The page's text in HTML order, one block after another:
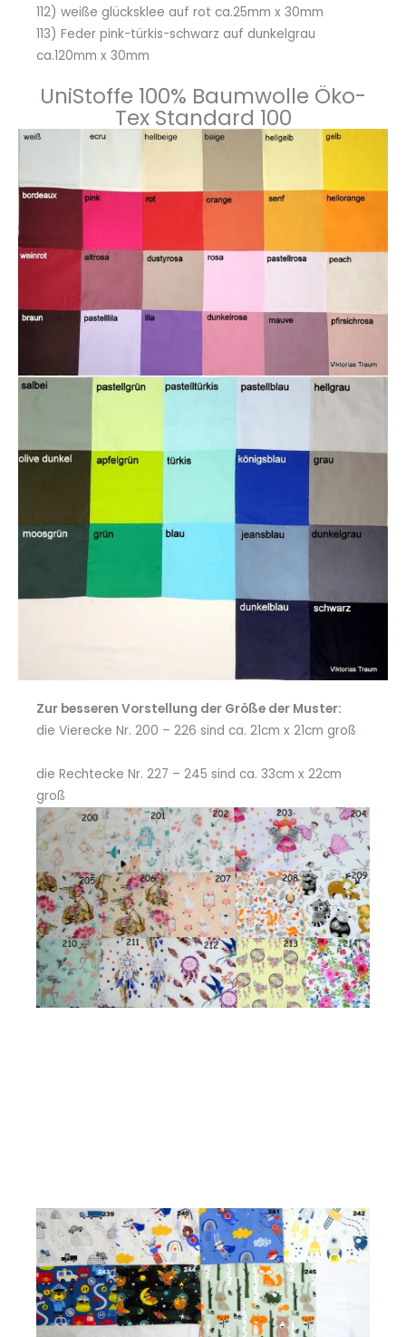
112) weiße glücksklee auf rot ca.25mm x 30mm
113) Feder pink-türkis-schwarz auf dunkelgrau
ca.120mm x 30mm
UniStoffe 100% Baumwolle Öko-
Tex Standard 100
Zur besseren Vorstellung der Größe der Muster:
die Vierecke Nr. 200 – 226 sind ca. 21cm x 21cm groß
die Rechtecke Nr. 227 – 245 sind ca. 33cm x 22cm
groß